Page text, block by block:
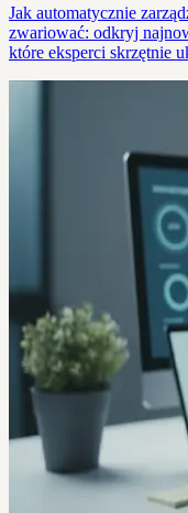
Jak automatycznie
zwariować: odkryj
które eksperci skrzętnie